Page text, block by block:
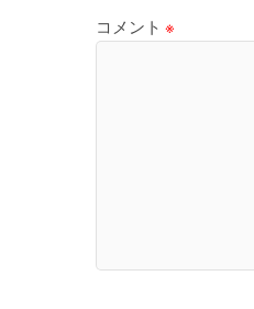
コメント ※